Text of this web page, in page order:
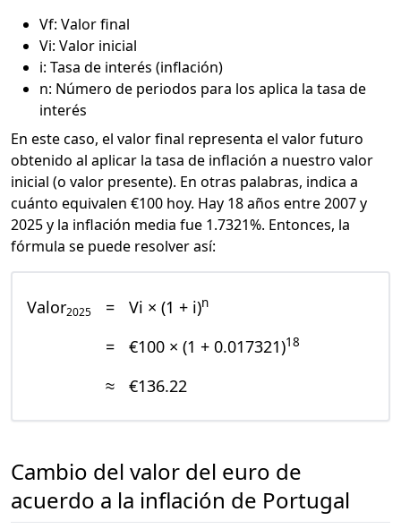
Vf: Valor final
Vi: Valor inicial
i: Tasa de interés (inflación)
n: Número de periodos para los aplica la tasa de
interés
En este caso, el valor final representa el valor futuro
obtenido al aplicar la tasa de inflación a nuestro valor
inicial (o valor presente). En otras palabras, indica a
cuánto equivalen €100 hoy. Hay 18 años entre 2007 y
2025 y la inflación media fue 1.7321%. Entonces, la
fórmula se puede resolver así:
Valor2025 = Vi × (1 + i)n
= €100 × (1 + 0.017321)18
≈ €136.22
Cambio del valor del euro de
acuerdo a la inflación de Portugal